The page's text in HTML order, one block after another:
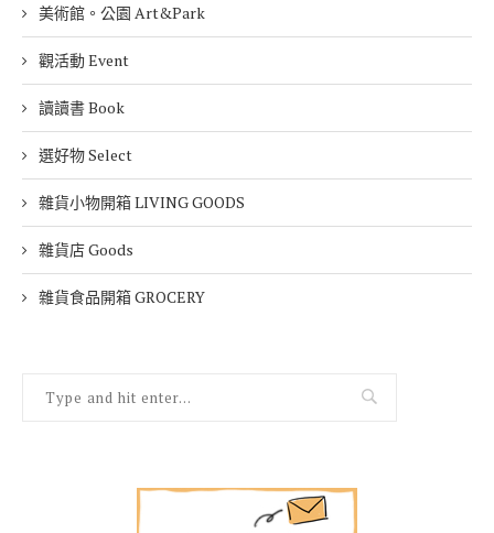
美術館。公園 Art&Park
觀活動 Event
讀讀書 Book
選好物 Select
雜貨小物開箱 LIVING GOODS
雜貨店 Goods
雜貨食品開箱 GROCERY